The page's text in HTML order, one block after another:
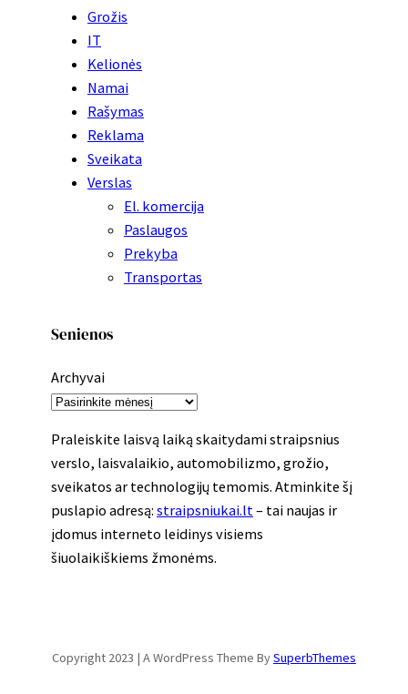
Grožis
IT
Kelionės
Namai
Rašymas
Reklama
Sveikata
Verslas
El. komercija
Paslaugos
Prekyba
Transportas
Senienos
Archyvai
Praleiskite laisvą laiką skaitydami straipsnius
verslo, laisvalaikio, automobilizmo, grožio,
sveikatos ar technologijų temomis. Atminkite šį
puslapio adresą: straipsniukai.lt– tai naujas ir
įdomus interneto leidinys visiems
šiuolaikiškiems žmonėms.
Copyright 2023 | A WordPress Theme BySuperbThemes